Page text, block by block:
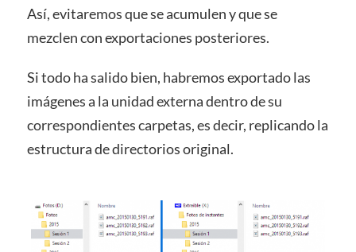
Así, evitaremos que se acumulen y que se
mezclen con exportaciones posteriores.
Si todo ha salido bien, habremos exportado las
imágenes a la unidad externa dentro de su
correspondientes carpetas, es decir, replicando la
estructura de directorios original.